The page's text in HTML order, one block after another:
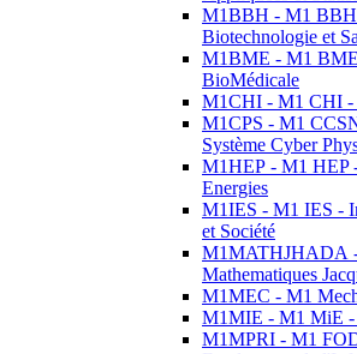
M1BBH - M1
Biotechnologie et
M1BME - M1
BioMédicale
M1CHI - M1 CHI -
M1CPS - M1
Système Cyber
M1HEP - M1 HEP
Energies
M1IES - M1 IES -
et Société
M1MATHJHADA
Mathematiques
M1MEC - M1
M1MIE - M1 MiE -
M1MPRI - M1